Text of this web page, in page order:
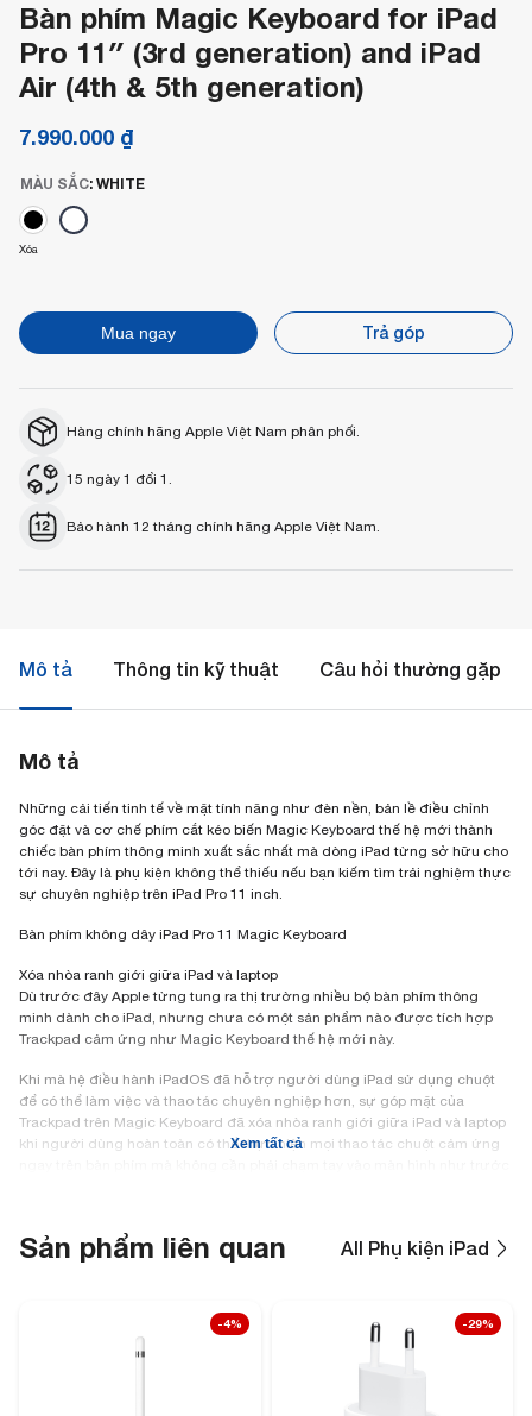
Bàn phím Magic Keyboard for iPad
Pro 11″ (3rd generation) and iPad
Air (4th & 5th generation)
7.990.000 ₫
MÀU SẮC: WHITE
Xóa
Mua ngay Trả góp
Hàng chính hãng Apple Việt Nam phân phối.
15 ngày 1 đổi 1.
Bảo hành 12 tháng chính hãng Apple Việt Nam.
Mô tả Thông tin kỹ thuật Câu hỏi thường gặp
Mô tả
Những cải tiến tinh tế về mặt tính năng như đèn nền, bản lề điều chỉnh
góc đặt và cơ chế phím cắt kéo biến Magic Keyboard thế hệ mới thành
chiếc bàn phím thông minh xuất sắc nhất mà dòng iPad từng sở hữu cho
tới nay. Đây là phụ kiện không thể thiếu nếu bạn kiếm tìm trải nghiệm thực
sự chuyên nghiệp trên iPad Pro 11 inch.
Bàn phím không dây iPad Pro 11 Magic Keyboard
Xóa nhòa ranh giới giữa iPad và laptop
Dù trước đây Apple từng tung ra thị trường nhiều bộ bàn phím thông
minh dành cho iPad, nhưng chưa có một sản phẩm nào được tích hợp
Trackpad cảm ứng như Magic Keyboard thế hệ mới này.
Khi mà hệ điều hành iPadOS đã hỗ trợ người dùng iPad sử dụng chuột
để có thể làm việc và thao tác chuyên nghiệp hơn, sự góp mặt của
Trackpad trên Magic Keyboard đã xóa nhòa ranh giới giữa iPad và laptop
khi người dùng hoàn toàn có thể thực hiện mọi thao tác chuột cảm ứng
Hỗ trợ đèn nền và cơ chế phím cắt kéo
hiện đại, trẻ trung, đồng thời giúp cho chủ nhân của chiếc iPad Pro 11
inch có thể thoải mái soạn thảo văn bản khi làm việc trong đêm nhờ ánh
sáng phát ra từ dãy phím bấm.
Xem tất cả
Sản phẩm liên quan All Phụ kiện iPad
-4% -29%